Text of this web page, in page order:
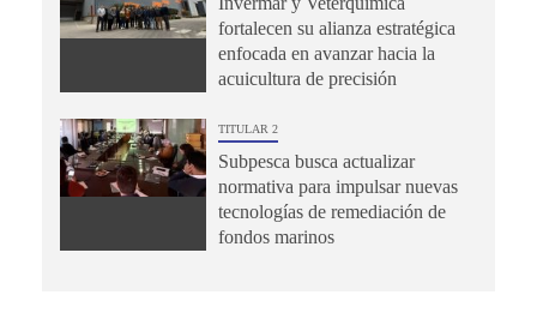
fortalecen su alianza estratégica
enfocada en avanzar hacia la
acuicultura de precisión
TITULAR 2
Subpesca busca actualizar
normativa para impulsar nuevas
tecnologías de remediación de
fondos marinos